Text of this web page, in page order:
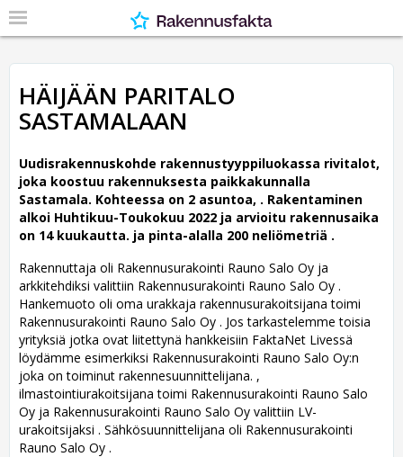
HÄIJÄÄN PARITALO
SASTAMALAAN
Uudisrakennuskohde rakennustyyppiluokassa rivitalot,
joka koostuu rakennuksesta paikkakunnalla
Sastamala. Kohteessa on 2 asuntoa, . Rakentaminen
alkoi Huhtikuu-Toukokuu 2022 ja arvioitu rakennusaika
on 14 kuukautta. ja pinta-alalla 200 neliömetriä .
Rakennuttaja oli Rakennusurakointi Rauno Salo Oy ja
arkkitehdiksi valittiin Rakennusurakointi Rauno Salo Oy .
Hankemuoto oli oma urakkaja rakennusurakoitsijana toimi
Rakennusurakointi Rauno Salo Oy . Jos tarkastelemme toisia
yrityksiä jotka ovat liitettynä hankkeisiin FaktaNet Livessä
löydämme esimerkiksi Rakennusurakointi Rauno Salo Oy:n
joka on toiminut rakennesuunnittelijana. ,
ilmastointiurakoitsijana toimi Rakennusurakointi Rauno Salo
Oy ja Rakennusurakointi Rauno Salo Oy valittiin LV-
urakoitsijaksi . Sähkösuunnittelijana oli Rakennusurakointi
Rauno Salo Oy .